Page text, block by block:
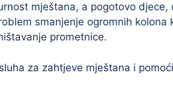
Civilna zaštita
Vatrogastvo
mještana, a pogotovo djece,
smanjenje ogromnih kolona
prometnice.
za zahtjeve mještana i